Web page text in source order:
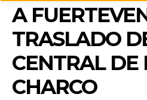
A
TRASLADO
CENTRAL DE
CHARCO